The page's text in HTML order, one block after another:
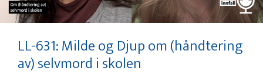
LL-631: Milde og Djup om (håndtering
av) selvmord i skolen